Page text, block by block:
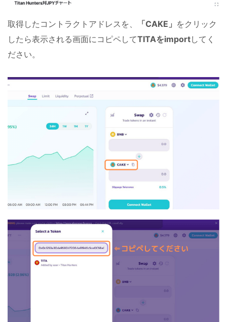
取得したコントラクトアドレスを、 「CAKE」 をクリック
したら表示される画面にコピペしてTITAをimportしてく
ださい。